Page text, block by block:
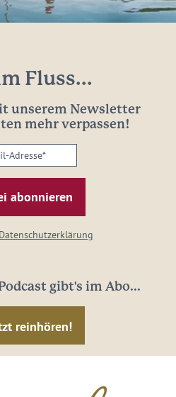
Fluss...
unserem Newsletter
mehr verpassen!
Datenschutzerklärung
gibt's im Abo...
reinhören!